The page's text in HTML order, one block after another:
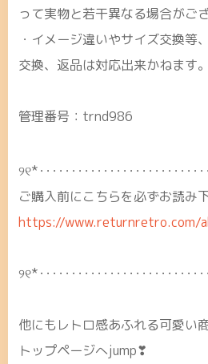
って実物と若干異なる場合がご
・イメージ違いやサイズ交換等
交換、返品は対応出来かねます。
管理番号：trnd986
୨୧*･････････････････････････
ご購入前にこちらを必ずお読み
https://www.returnretro.com/
୨୧*･････････････････････････
他にもレトロ感あふれる可愛い
トップページへjump❣